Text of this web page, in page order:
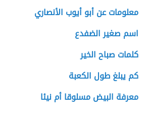
معلومات عن أبو أيوب الأنصاري
اسم صغير الضفدع
كلمات صباح الخير
كم يبلغ طول الكعبة
معرفة البيض مسلوقا أم نيئا